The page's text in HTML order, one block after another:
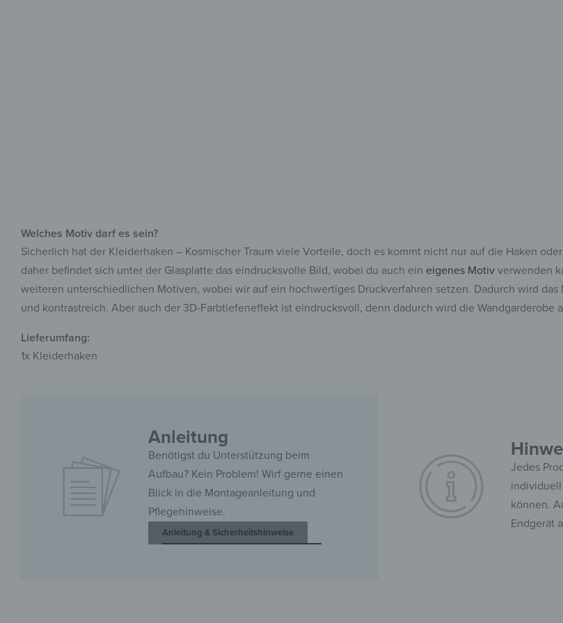
Welches Motiv darf es sein?
Sicherlich hat der Kleiderhaken – Kosmischer Traum viele Vorteile, doch es kommt nicht nur auf die Haken
daher befindet sich unter der Glasplatte das eindrucksvolle Bild, wobei du auch ein eigenes Motiv verwenden
weiteren unterschiedlichen Motiven, wobei wir auf ein hochwertiges Druckverfahren setzen. Dadurch wird
und kontrastreich. Aber auch der 3D-Farbtiefeneffekt ist eindrucksvoll, denn dadurch wird die Wandgarderobe
Lieferumfang:
1x Kleiderhaken
Anleitung
Benötigst du Unterstützung beim
Aufbau? Kein Problem! Wirf gerne einen
Blick in die Montageanleitung und
Pflegehinweise.
Anleitung & Sicherheitshinweise
Jedes
können.
Endgerät